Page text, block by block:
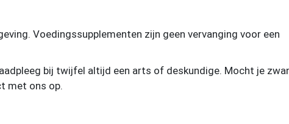
Voedingssupplementen zijn geen vervanging voor een
bij twijfel altijd een arts of deskundige. Mocht je
met ons op.